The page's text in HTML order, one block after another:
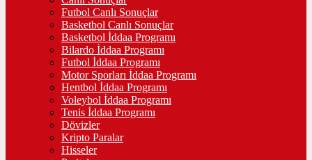
Futbol Canlı Sonuçlar
Basketbol Canlı Sonuçlar
Basketbol İddaa Programı
Bilardo İddaa Programı
Futbol İddaa Programı
Motor Sporları İddaa Programı
Hentbol İddaa Programı
Voleybol İddaa Programı
Tenis İddaa Programı
Dövizler
Kripto Paralar
Hisseler